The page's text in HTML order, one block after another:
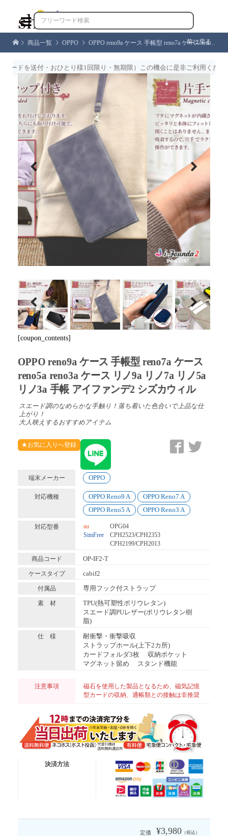

商品一覧 OPPO OPPO reno9a ケース 手帳型 reno7a ケース reno5a reno3a ケース リノ9a リノ7a リノ5a リノ3a 手帳 アイファンデ2 シズカウィル
前に戻る
送付・おひとり様1回限り・無期限）この機会に是非ご利用くださいませ
Previous Next
Previous Next
[coupon_contents]
OPPO reno9a ケース 手帳型 reno7a ケース
reno5a reno3a ケース リノ9a リノ7a リノ5a
リノ3a 手帳 アイファンデ2 シズカウィル
スエード調のなめらかな手触り！落ち着いた色合いで上品な仕
上がり！
大人映えするおすすめアイテム
★お気に入りへ登録
端末メーカー OPPO
対応機種 OPPO Reno9 A
OPPO Reno7 A
OPPO Reno5 A
OPPO Reno3 A
対応型番 au
OPG04
SimFree
CPH2523/CPH2353
CPH2199/CPH2013
商品コード OP-IF2-T
ケースタイプ cabif2
付属品 専用フック付ストラップ
素 材
TPU(熱可塑性ポリウレタン)
スエード調PUレザー(ポリウレタン樹
脂)
仕 様
耐衝撃・衝撃吸収
ストラップホール(上下2カ所)
カードフォルダ3枚
収納ポケット
マグネット留め
スタンド機能
注意事項
磁石を使用した製品となるため、磁気記憶
型カードの収納、通帳類との接触は非推奨
宅急便コンパクト
決済方法
定価 ¥3,980 （税込）